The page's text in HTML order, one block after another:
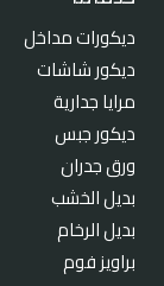
ديكورات مداخل
ديكور شاشات
مرايا جدارية
ديكور جبس
ورق جدران
بديل الخشب
بديل الرخام
براويز فوم